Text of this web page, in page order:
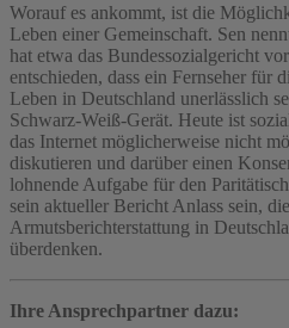
Worauf es ankommt, ist die
Leben einer Gemeinschaft. Sen
hat etwa das Bundessozialgericht
entschieden, dass ein Fernseher für
Leben in Deutschland unerlässlich
Schwarz-Weiß-Gerät. Heute ist
das Internet möglicherweise nicht
diskutieren und darüber einen
lohnende Aufgabe für den
sein aktueller Bericht Anlass sein,
Armutsberichterstattung in
überdenken.
Ihre Ansprechpartner dazu: